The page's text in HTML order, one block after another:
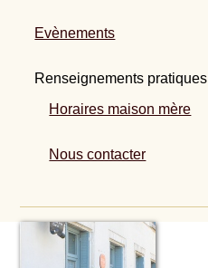
Evènements
Renseignements pratiques
Horaires maison mère
Nous contacter